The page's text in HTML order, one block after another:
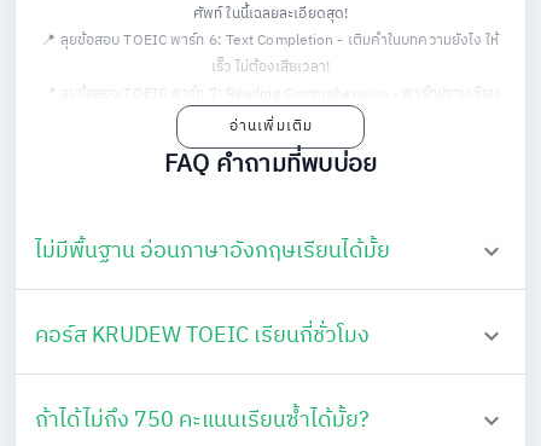
ศัพท์ ในนี้เฉลยละเอียดสุด!
📍 ลุยข้อสอบ TOEIC พาร์ท 6: Text Completion - เติมคำในบทความยังไง ให้
เร็ว ไม่ต้องเสียเวลา!
📍 ลุยข้อสอบ TOEIC พาร์ท 7: Reading Comprehension
- พาร์ทปราบเซียน
แต่! เรียนคอร์สนี้แล้ว ทำได้ชัวร์ป๊าบ!
อ่านเพิ่มเติม
FAQ คำถามที่พบบ่อย
ไม่มีพื้นฐาน อ่อนภาษาอังกฤษเรียนได้มั้ย
คอร์ส KRUDEW TOEIC เรียนกี่ชั่วโมง
ถ้าได้ไม่ถึง 750 คะแนนเรียนซ้ำได้มั้ย?